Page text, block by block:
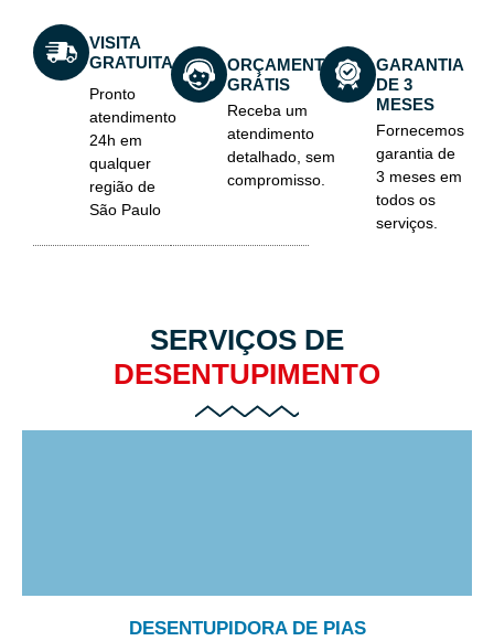
VISITA
GRATUITA
Pronto
atendimento
24h em
qualquer
região de
São Paulo
ORÇAMENTO
GRÁTIS
Receba um
atendimento
detalhado, sem
compromisso.
GARANTIA
DE 3
MESES
Fornecemos
garantia de
3 meses em
todos os
serviços.
SERVIÇOS DE
DESENTUPIMENTO
DESENTUPIDORA DE PIAS